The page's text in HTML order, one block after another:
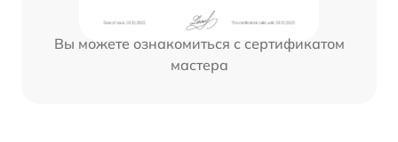
Вы можете ознакомиться с сертификатом
мастера